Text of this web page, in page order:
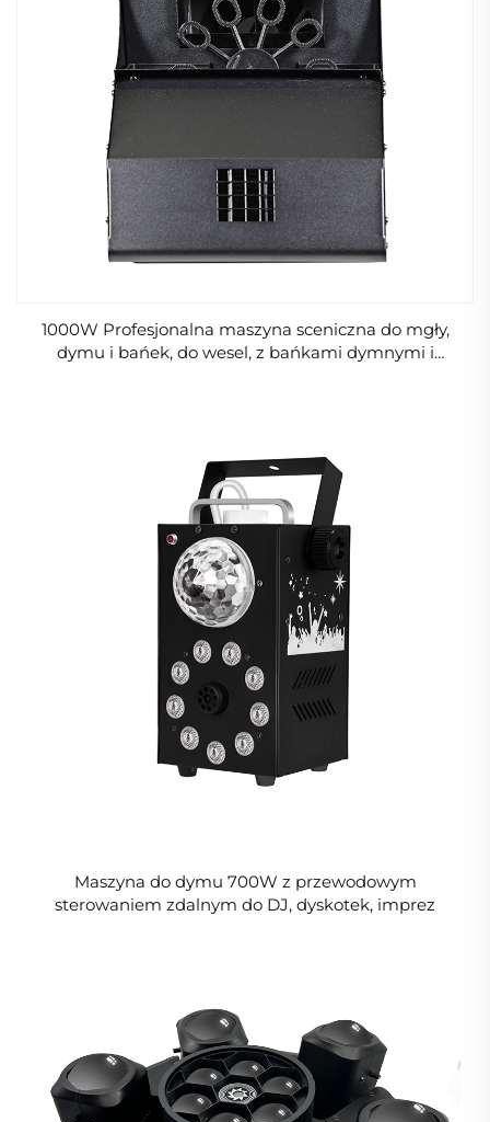
1000W Profesjonalna maszyna sceniczna do mgły,
dymu i bańek, do wesel, z bańkami dymnymi i
Maszyna do dymu 700W z przewodowym
sterowaniem zdalnym do DJ, dyskotek, imprez